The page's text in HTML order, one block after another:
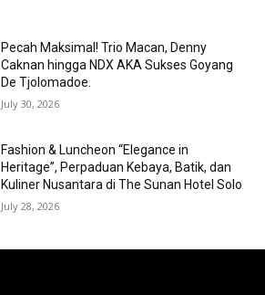
Pecah Maksimal! Trio Macan, Denny
Caknan hingga NDX AKA Sukses Goyang
De Tjolomadoe.
July 30, 2026
Fashion & Luncheon “Elegance in
Heritage”, Perpaduan Kebaya, Batik, dan
Kuliner Nusantara di The Sunan Hotel Solo
July 28, 2026